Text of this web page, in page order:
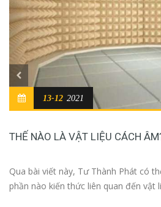
THẾ NÀO LÀ VẬT LIỆU CÁCH
13-12 2021
Qua bài viết này, Tư Thành Phát có
phần nào kiến thức liên quan đến vật